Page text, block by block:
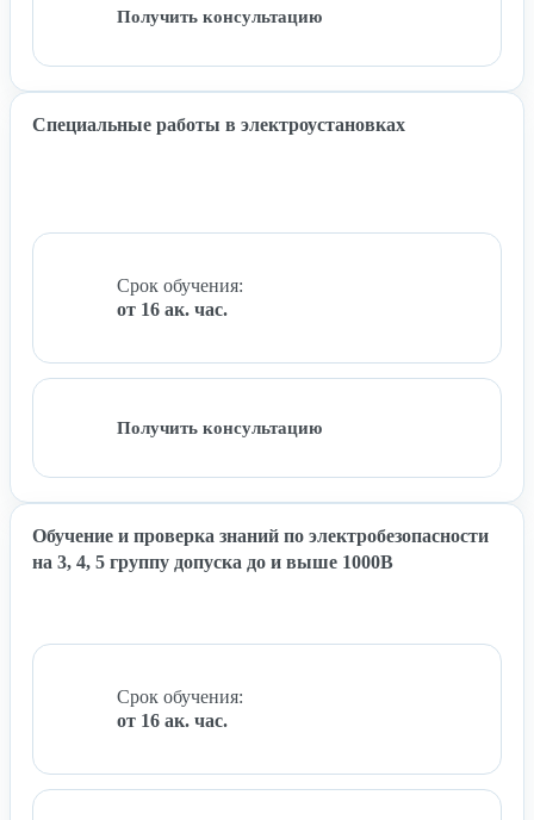
Получить консультацию
Специальные работы в электроустановках
Срок обучения:
от 16 ак. час.
Получить консультацию
Обучение и проверка знаний по электробезопасности
на 3, 4, 5 группу допуска до и выше 1000В
Срок обучения:
от 16 ак. час.